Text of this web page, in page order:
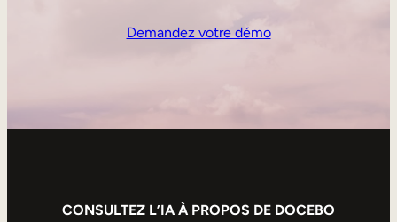
Demandez votre démo
CONSULTEZ L’IA À PROPOS DE DOCEBO